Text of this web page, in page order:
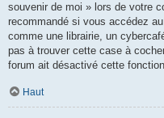
souvenir de moi » lors de votre
recommandé si vous accédez
comme une librairie, un
pas à trouver cette case à
forum ait désactivé cette
Haut